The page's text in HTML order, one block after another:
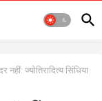
ज्योतिरादित्य सिंधिया